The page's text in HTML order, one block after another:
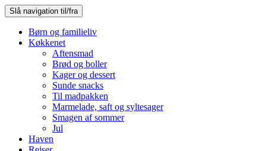
Slå navigation til/fra
Børn og familieliv
Køkkenet
Aftensmad
Brød og boller
Kager og dessert
Sunde snacks
Til madpakken
Marmelade, saft og syltesager
Smagen af sommer
Jul
Haven